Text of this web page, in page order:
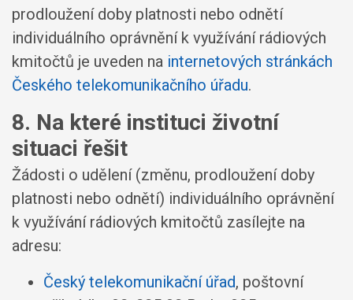
prodloužení doby platnosti nebo odnětí
individuálního oprávnění k využívání rádiových
kmitočtů je uveden na internetových stránkách
Českého telekomunikačního úřadu.
8. Na které instituci životní
situaci řešit
Žádosti o udělení (změnu, prodloužení doby
platnosti nebo odnětí) individuálního oprávnění
k využívání rádiových kmitočtů zasílejte na
adresu:
Český telekomunikační úřad, poštovní